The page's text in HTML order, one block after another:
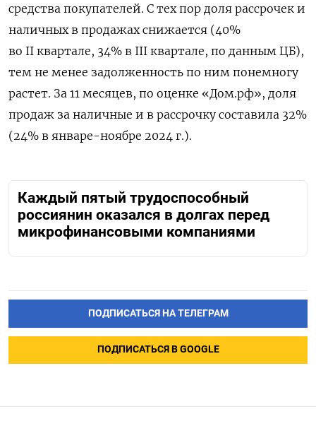
средства покупателей. С тех пор доля рассрочек и
наличных в продажах снижается (40%
во II квартале, 34% в III квартале, по данным ЦБ),
тем не менее задолженность по ним понемногу
растет. За 11 месяцев, по оценке «Дом.рф», доля
продаж за наличные и в рассрочку составила 32%
(24% в январе-ноябре 2024 г.).
Каждый пятый трудоспособный
россиянин оказался в долгах перед
микрофинансовыми компаниями
ПОДПИСАТЬСЯ НА ТЕЛЕГРАМ
ПОДПИСАТЬСЯ В GOOGLE